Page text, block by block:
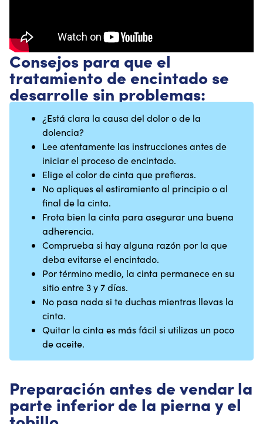
Consejos para que el
tratamiento de encintado se
desarrolle sin problemas:
¿Está clara la causa del dolor o de la
dolencia?
Lee atentamente las instrucciones antes de
iniciar el proceso de encintado.
Elige el color de cinta que prefieras.
No apliques el estiramiento al principio o al
final de la cinta.
Frota bien la cinta para asegurar una buena
adherencia.
Comprueba si hay alguna razón por la que
deba evitarse el encintado.
Por término medio, la cinta permanece en su
sitio entre 3 y 7 días.
No pasa nada si te duchas mientras llevas la
cinta.
Quitar la cinta es más fácil si utilizas un poco
de aceite.
Preparación antes de vendar la
parte inferior de la pierna y el